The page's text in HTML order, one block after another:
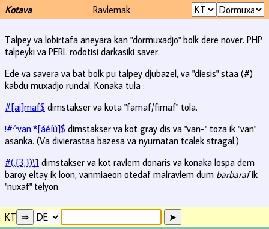
Kotava Ravlemak
Talpey va lobirtafa aneyara kan "dormuxadjo" bolk dere nover. PHP
talpeyki va PERL rodotisi darkasiki saver.
Ede va savera va bat bolk pu talpey djubazel, va "diesis" staa (#)
kabdu muxadjo rundal. Konaka tula :
#[ai]maf$ dimstakser va kota "famaf/fimaf" tola.
!#^van.*[áéíú]$ dimstakser va kot gray dis va "van-" toza ik "van"
asanka. (Va divierastaa bazesa va nyurnatan tcalek stragal.)
#(.{3,})\1 dimstakser va kot ravlem donaris va konaka lospa dem
baroy eltay ik loon, vanmiaeon otedaf malravlem dum barbarafik
"nuxaf" telyon.
KT